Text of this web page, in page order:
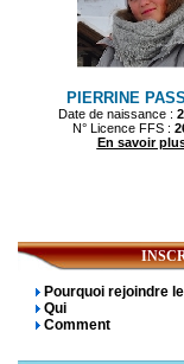
Pourquoi rejoindre
Qui
Comment